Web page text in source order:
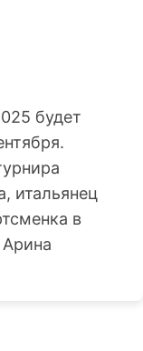
будет
итальянец
в